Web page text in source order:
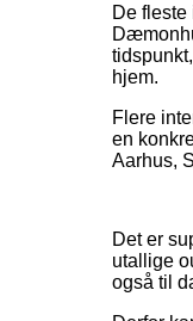
De
hjem.
Flere
en
Aarhus,
Det er
utallige
også til